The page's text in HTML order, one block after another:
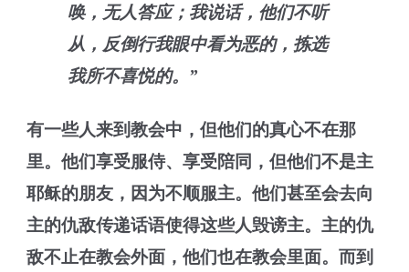
唤，无人答应；我说话，他们不听
从，反倒行我眼中看为恶的，拣选
我所不喜悦的。”
有一些人来到教会中，但他们的真心不在那
里。他们享受服侍、享受陪同，但他们不是主
耶稣的朋友，因为不顺服主。他们甚至会去向
主的仇敌传递话语使得这些人毁谤主。主的仇
敌不止在教会外面，他们也在教会里面。而到